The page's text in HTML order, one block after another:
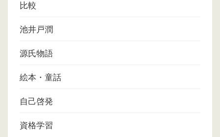
比較
池井戸潤
源氏物語
絵本・童話
自己啓発
資格学習